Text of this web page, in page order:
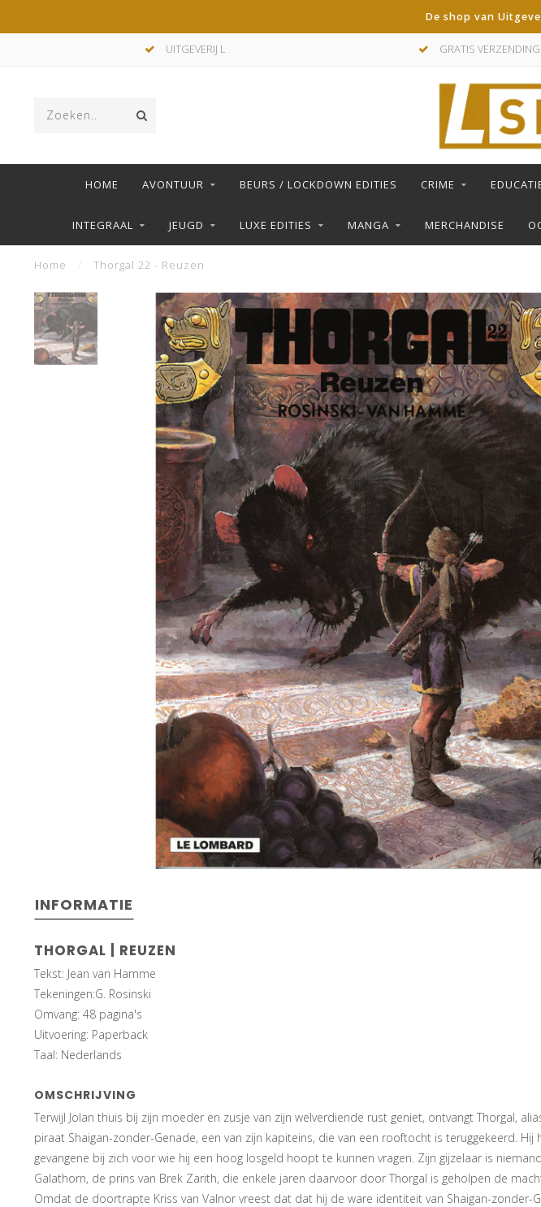
De shop van
UITGEVERIJ L GRATIS
HOME AVONTUUR BEURS / LOCKDOWN EDITIES CRIME
INTEGRAAL JEUGD LUXE EDITIES MANGA MERCHANDISE
Home Thorgal 22 - Reuzen
INFORMATIE
THORGAL | REUZEN
Tekst: Jean van Hamme
Tekeningen:G. Rosinski
Omvang: 48 pagina's
Uitvoering: Paperback
Taal: Nederlands
OMSCHRIJVING
Terwijl Jolan thuis bij zijn moeder en zusje van zijn welverdiende rust geniet, ontvangt Thorgal,
piraat Shaigan-zonder-Genade, een van zijn kapiteins, die van een rooftocht is teruggekeerd. Hij
gevangene bij zich voor wie hij een hoog losgeld hoopt te kunnen vragen. Zijn gijzelaar is
Galathorn, de prins van Brek Zarith, die enkele jaren daarvoor door Thorgal is geholpen de
Omdat de doortrapte Kriss van Valnor vreest dat dat hij de ware identiteit van Shaigan-zonder-